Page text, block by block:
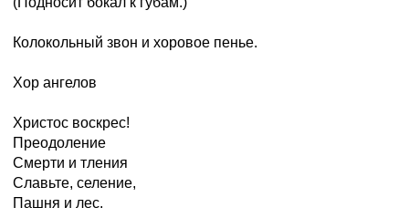
Колокольный звон и хоровое пенье.
Хор ангелов
Христос воскрес!
Преодоление
Смерти и тления
Славьте, селение,
Пашня и лес.